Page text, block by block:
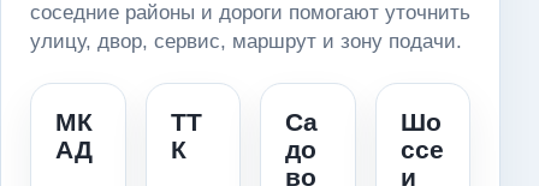
соседние районы и дороги помогают уточнить
улицу, двор, сервис, маршрут и зону подачи.
МК
АД
ТТ
К
Са
до
во
Шо
ссе
и